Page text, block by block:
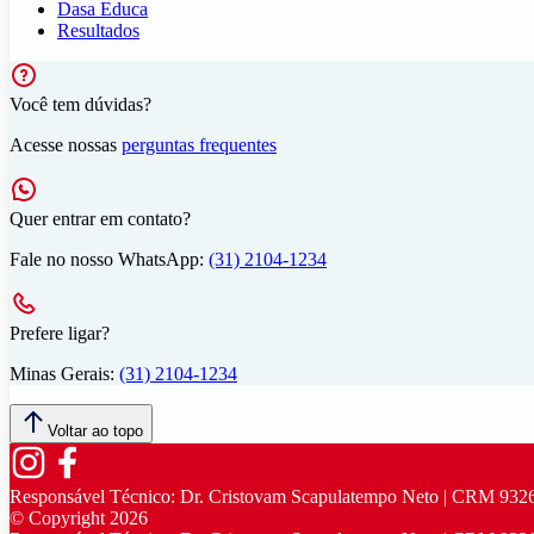
Dasa Educa
Resultados
Você tem dúvidas?
Acesse nossas perguntas frequentes
Quer entrar em contato?
Fale no nosso WhatsApp: (31) 2104-1234
Prefere ligar?
Minas Gerais: (31) 2104-1234
Voltar ao topo
Responsável Técnico: Dr. Cristovam Scapulatempo Neto | CRM
© Copyright 2026